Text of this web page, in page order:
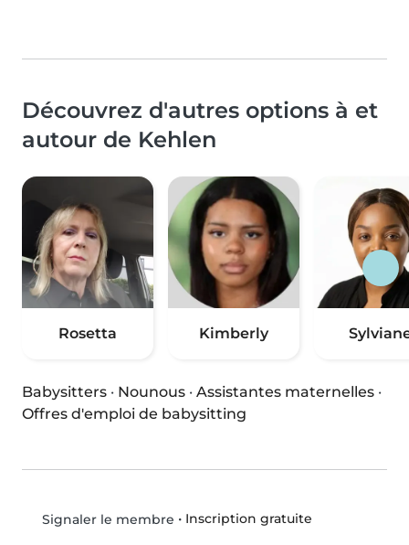
Découvrez d'autres options à et
autour de Kehlen
Rosetta Kimberly
Babysitters · Nounous · Assistantes maternelles ·
Offres d'emploi de babysitting
Signaler le membre • Inscription gratuite